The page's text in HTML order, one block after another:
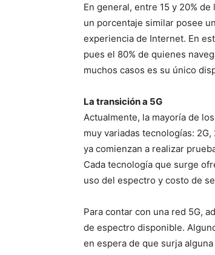
En general, entre 15 y 20%
un porcentaje similar posee
experiencia de Internet. En
pues el 80% de quienes
muchos casos es su único
La transición a 5G
Actualmente, la mayoría de
muy variadas tecnologías: 2G,
ya comienzan a realizar
Cada tecnología que surge
uso del espectro y costo de
Para contar con una red 5G,
de espectro disponible.
en espera de que surja